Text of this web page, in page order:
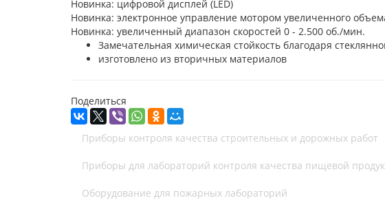
Новинка: цифровой дисплей (LED)
Новинка: электронное управление мотором увеличенного
Новинка: увеличенный диапазон скоростей 0 - 2.500 об./мин.
Замечательная химическая стойкость благодаря
изготовлено из вторичных материалов
Поделиться
Приборы контроля качества строительных и дорожных работ
Приборы для лабораторий контроля качества пищевой
Оборудование для пожарных лабораторий